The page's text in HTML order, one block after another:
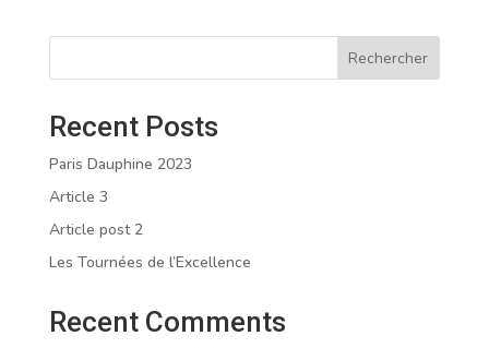
Rechercher
Recent Posts
Paris Dauphine 2023
Article 3
Article post 2
Les Tournées de l’Excellence
Recent Comments